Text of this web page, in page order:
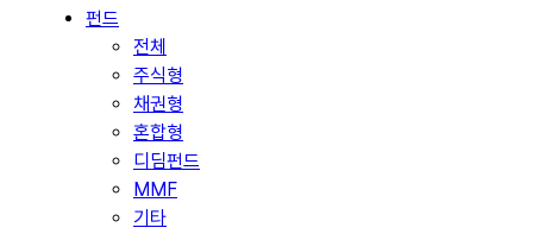
펀드
전체
주식형
채권형
혼합형
디딤펀드
MMF
기타